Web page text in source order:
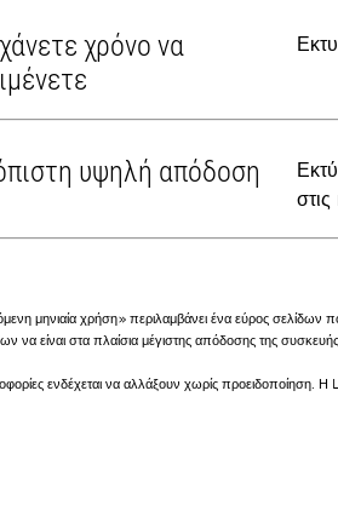
χρόνο να
υψηλή απόδοση
μηνιαία χρήση» περιλαμβάνει ένα εύρος
να είναι στα πλαίσια μέγιστης απόδοσης της
ενδέχεται να αλλάξουν χωρίς προειδοποίηση.